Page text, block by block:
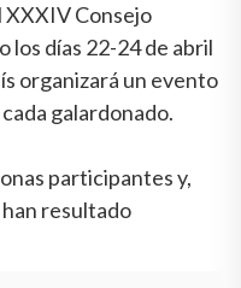
XXXIV Consejo
días 22-24 de abril
organizará un evento
galardonado.
participantes y,
resultado